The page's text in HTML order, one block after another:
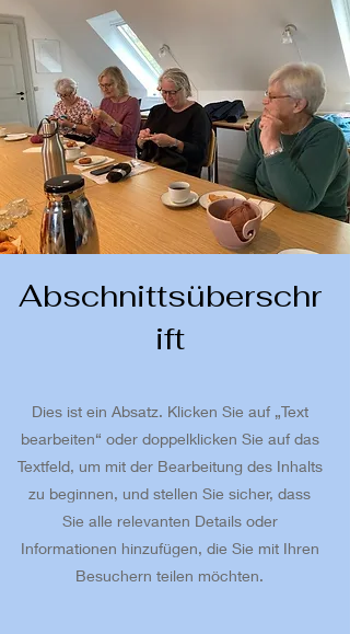
Abschnittsüberschr
ift
Dies ist ein Absatz. Klicken Sie auf „Text
bearbeiten“ oder doppelklicken Sie auf das
Textfeld, um mit der Bearbeitung des Inhalts
zu beginnen, und stellen Sie sicher, dass
Sie alle relevanten Details oder
Informationen hinzufügen, die Sie mit Ihren
Besuchern teilen möchten.